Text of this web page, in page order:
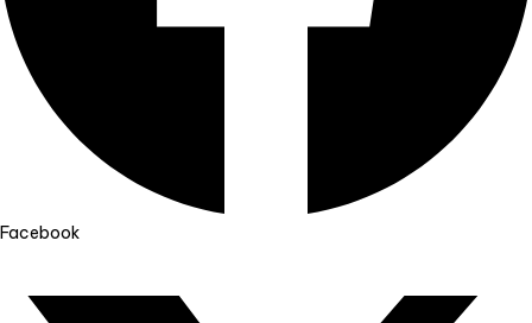
Facebook